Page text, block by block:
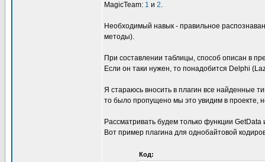
MagicTeam: 1 и 2.
Необходимый навык - правильное
методы).
При составлении таблицы, способ описан в
Если он таки нужен, то понадобится Delphi
Я стараюсь вносить в плагин все найденные
то было пропущено мы это увидим в проекте,
Рассматривать будем только функции
Вот пример плагина для однобайтовой
Код: